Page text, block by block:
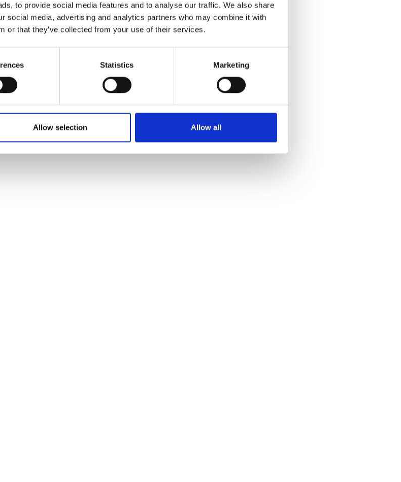
to provide social media features and to analyse our traffic. We also share
social media, advertising and analytics partners who may combine it with
or that they’ve collected from your use of their services.
Statistics Marketing
Allow selection Allow all